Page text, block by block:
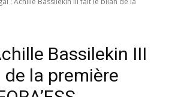
Bassilekin III
la première